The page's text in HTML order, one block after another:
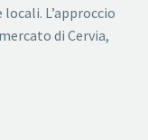
L’approccio
di Cervia,